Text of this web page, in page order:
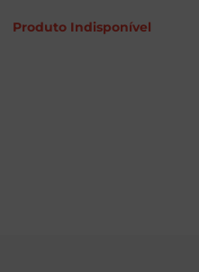
Produto Indisponível